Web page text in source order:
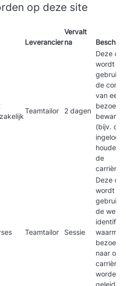
op deze site
Leverancier
Vervalt
na
Teamtailor 2 dagen
Deze
wordt
gebruikt
de
van een
bewaren
(bijv. om
ingelogd
houden
de
Teamtailor Sessie
Deze
wordt
gebruikt
de
waarmee
naar
worden
geleid.